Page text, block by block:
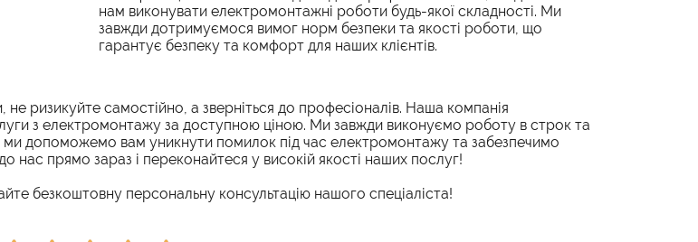
нам виконувати електромонтажні роботи будь-якої складності. Ми
завжди дотримуємося вимог норм безпеки та якості роботи, що
гарантує безпеку та комфорт для наших клієнтів.
ризикуйте самостійно, а зверніться до професіоналів. Наша компанія
з електромонтажу за доступною ціною. Ми завжди виконуємо роботу в строк та
і ми допоможемо вам уникнути помилок під час електромонтажу та забезпечимо
нас прямо зараз і переконайтеся у високій якості наших послуг!
безкоштовну персональну консультацію нашого спеціаліста!